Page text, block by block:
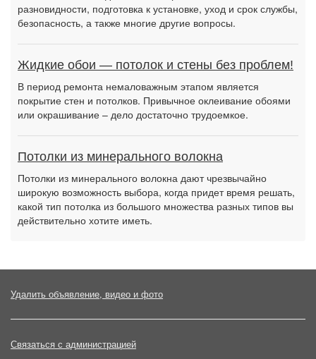
разновидности, подготовка к установке, уход и срок службы,
безопасность, а также многие другие вопросы.
Жидкие обои — потолок и стены без проблем!
В период ремонта немаловажным этапом является
покрытие стен и потолков. Привычное оклеивание обоями
или окрашивание – дело достаточно трудоемкое.
Потолки из минерального волокна
Потолки из минерального волокна дают чрезвычайно
широкую возможность выбора, когда придет время решать,
какой тип потолка из большого множества разных типов вы
действительно хотите иметь.
Удалить объявление, видео и фото
Связаться с администрацией